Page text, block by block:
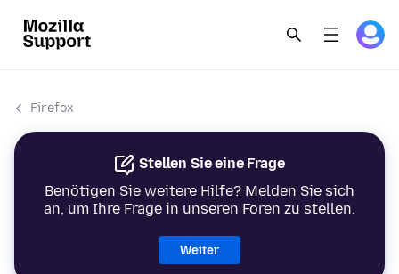
Firefox
Stellen Sie eine Frage
Benötigen Sie weitere Hilfe? Melden Sie sich
an, um Ihre Frage in unseren Foren zu stellen.
Weiter